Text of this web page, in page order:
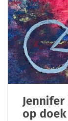
op doek